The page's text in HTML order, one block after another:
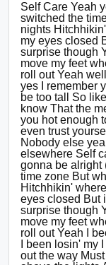
Self Care Yeah
switched the
nights
my eyes closed
surprise though
move my feet
roll out Yeah
yes I remember
be too tall So
know That the
you hot enough
even trust
Nobody else
elsewhere Self
gonna be alright
time zone But
Hitchhikin'
eyes closed But
surprise though
move my feet
roll out Yeah I
I been losin' my
out the way